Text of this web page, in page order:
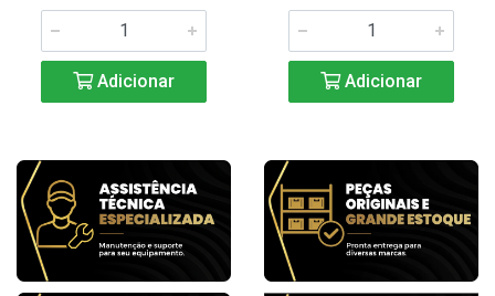
Adicionar Adicionar